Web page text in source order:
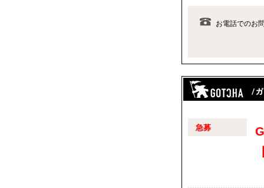
お電話でのお
急募